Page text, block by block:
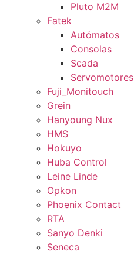
Pluto M2M
Fatek
Autómatos
Consolas
Scada
Servomotores
Fuji_Monitouch
Grein
Hanyoung Nux
HMS
Hokuyo
Huba Control
Leine Linde
Opkon
Phoenix Contact
RTA
Sanyo Denki
Seneca